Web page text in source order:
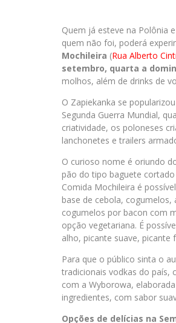
Quem já esteve na Polônia
quem não foi, poderá
Mochileira (Rua Alberto
setembro, quarta a
molhos, além de drinks de
O Zapiekanka se
Segunda Guerra Mundial,
criatividade, os poloneses
lanchonetes e trailers
O curioso nome é oriundo
pão do tipo baguete
Comida Mochileira é
base de cebola,
cogumelos por bacon com
opção vegetariana. É
alho, picante suave, picante
Para que o público sinta o
tradicionais vodkas do país,
com a Wyborowa,
ingredientes, com sabor
Opções de delícias na